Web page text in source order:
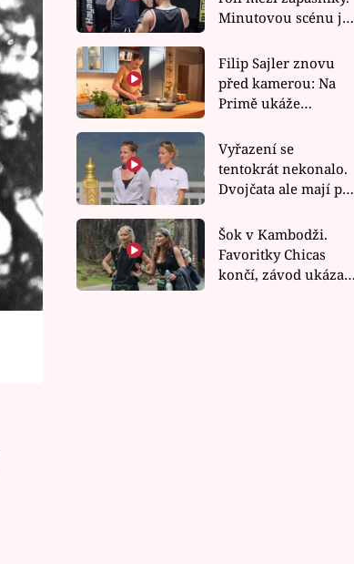
Minutovou scénu jel
Filip Sajler znovu
před kamerou: Na
Primě ukáže
rychlé recepty
Vyřazení se
tentokrát nekonalo.
Dvojčata ale mají po
závodu nůž na krku
Šok v Kambodži.
Favoritky Chicas
končí, závod ukázal